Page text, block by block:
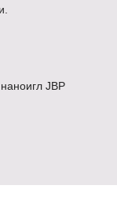
JBP